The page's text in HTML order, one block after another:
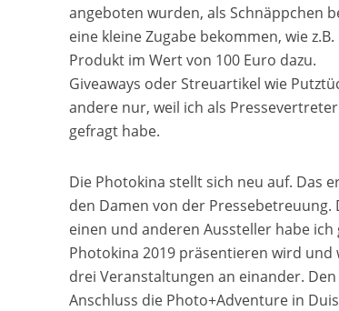
angeboten wurden, als Schnäppchen
eine kleine Zugabe bekommen, wie
Produkt im Wert von 100 Euro dazu.
Giveaways oder Streuartikel wie
andere nur, weil ich als
gefragt habe.
Die Photokina stellt sich neu auf. Das
den Damen von der Pressebetreuung.
einen und anderen Aussteller habe
Photokina 2019 präsentieren wird und
drei Veranstaltungen an einander.
Anschluss die Photo+Adventure in